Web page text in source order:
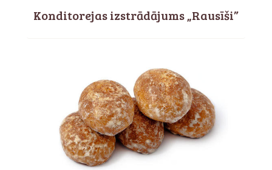
Konditorejas izstrādājums „Rausīši”